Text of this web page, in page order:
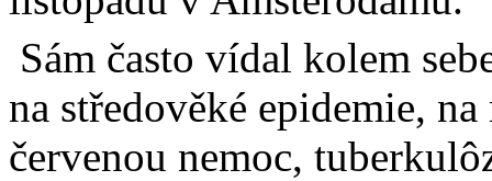
Sám často vídal kolem
na středověké epidemie,
červenou nemoc,